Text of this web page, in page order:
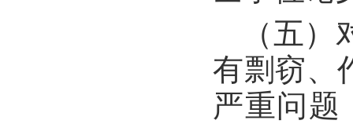
（五）
有剽窃、
严重问题